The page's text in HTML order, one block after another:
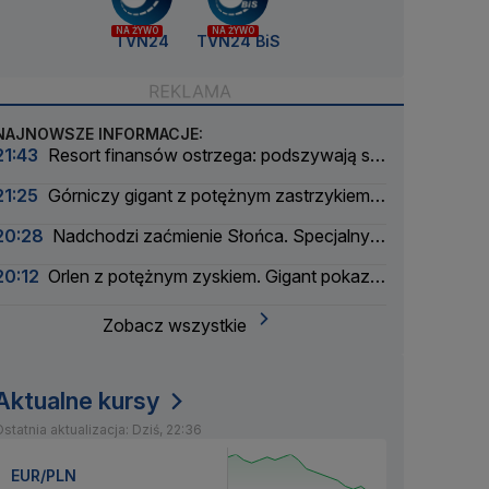
NA ŻYWO
TVN24
NA ŻYWO
TVN24 BiS
INFORMACJE:
Resort finansów ostrzega: podszywają się
Górniczy gigant z potężnym zastrzykiem
Nadchodzi zaćmienie Słońca. Specjalny
Orlen z potężnym zyskiem. Gigant pokazał
Zobacz wszystkie
kursy
aktualizacja: Dziś, 22:36
EUR/PLN